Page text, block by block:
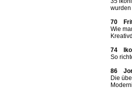
wurden
70
Wie
74
So
86
Die